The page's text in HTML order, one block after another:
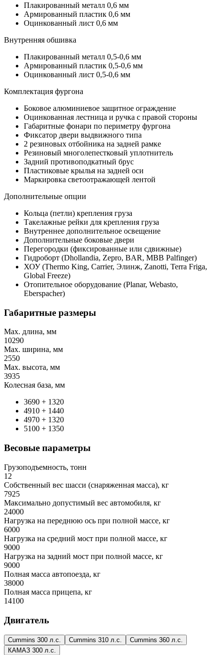
Плакированный металл 0,6 мм
Армированный пластик 0,6 мм
Оцинкованный лист 0,6 мм
Внутренняя обшивка
Плакированный металл 0,5-0,6 мм
Армированный пластик 0,5-0,6 мм
Оцинкованный лист 0,5-0,6 мм
Комплектация фургона
Боковое алюминиевое защитное ограждение
Оцинкованная лестница и ручка с правой стороны
Габаритные фонари по периметру фургона
Фиксатор двери выдвижного типа
2 резиновых отбойника на задней рамке
Резиновый многолепестковый уплотнитель
Задний противоподкатный брус
Пластиковые крылья на задней оси
Маркировка светоотражающей лентой
Дополнительные опции
Кольца (петли) крепления груза
Такелажные рейки для крепления груза
Внутреннее дополнительное освещение
Дополнительные боковые двери
Перегородки (фиксированные или сдвижные)
Гидроборт (Dhollandia, Zepro, BAR, MBB Palfinger)
ХОУ (Thermo King, Carrier, Элинж, Zanotti, Terra Friga,
Global Freeze)
Отопительное оборудование (Planar, Webasto,
Eberspacher)
Габаритные размеры
Max. длина, мм
10290
Max. ширина, мм
2550
Max. высота, мм
3935
Колесная база, мм
3690 + 1320
4910 + 1440
4970 + 1320
5100 + 1350
Весовые параметры
Грузоподъемность, тонн
12
Собственный вес шасси (снаряженная масса), кг
7925
Максимально допустимый вес автомобиля, кг
24000
Нагрузка на переднюю ось при полной массе, кг
6000
Нагрузка на средний мост при полной массе, кг
9000
Нагрузка на задний мост при полной массе, кг
9000
Полная масса автопоезда, кг
38000
Полная масса прицепа, кг
14100
Двигатель
Cummins 300 л.с. Cummins 310 л.с.
Cummins 360 л.с.
КАМАЗ 300 л.с.